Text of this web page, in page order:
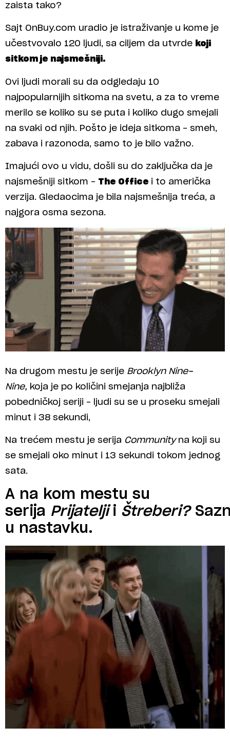
zaista tako?
Sajt OnBuy.com uradio je istraživanje u kome je
učestvovalo 120 ljudi, sa ciljem da utvrde koji
sitkom je najsmešniji.
Ovi ljudi morali su da odgledaju 10
najpopularnijih sitkoma na svetu, a za to vreme
merilo se koliko su se puta i koliko dugo smejali
na svaki od njih. Pošto je ideja sitkoma – smeh,
zabava i razonoda, samo to je bilo važno.
Imajući ovo u vidu, došli su do zaključka da je
najsmešniji sitkom – The Office i to američka
verzija. Gledaocima je bila najsmešnija treća, a
najgora osma sezona.
Na drugom mestu je serije Brooklyn Nine-
Nine, koja je po količini smejanja najbliža
pobedničkoj seriji – ljudi su se u proseku smejali
minut i 38 sekundi,
Na trećem mestu je serija Communityna koji su
se smejali oko minut i 13 sekundi tokom jednog
sata.
A na kom mestu su
serija Prijatelji i Štreberi?
u nastavku.